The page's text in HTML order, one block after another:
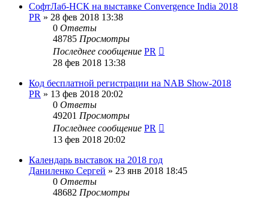
СофтЛаб-НСК на выставке Convergence India 2018
PR » 28 фев 2018 13:38
0 Ответы
48785 Просмотры
Последнее сообщение PR
28 фев 2018 13:38
Код бесплатной регистрации на NAB Show-2018
PR » 13 фев 2018 20:02
0 Ответы
49201 Просмотры
Последнее сообщение PR
13 фев 2018 20:02
Календарь выставок на 2018 год
Даниленко Сергей » 23 янв 2018 18:45
0 Ответы
48682 Просмотры